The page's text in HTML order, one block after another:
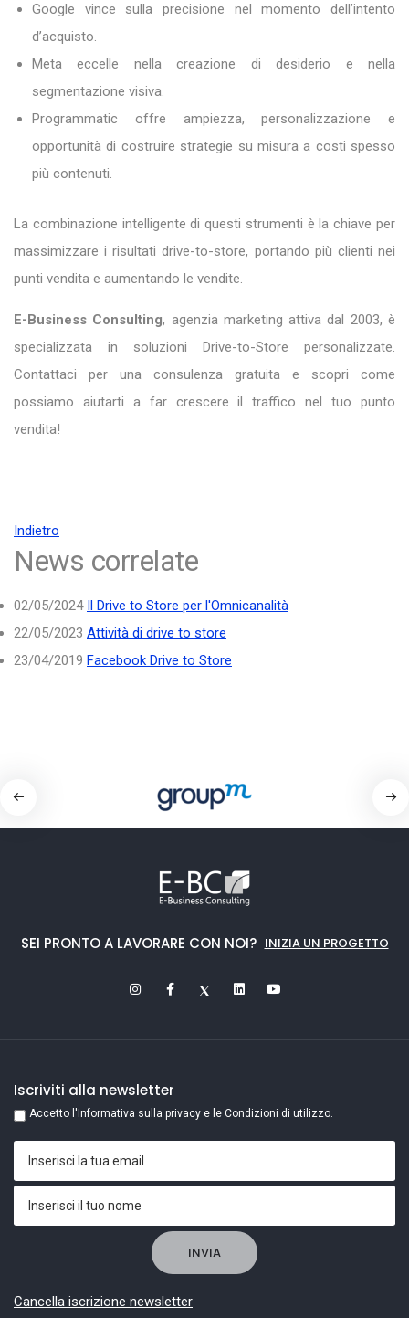
Google vince sulla precisione nel momento dell’intento
d’acquisto.
Meta eccelle nella creazione di desiderio e nella
segmentazione visiva.
Programmatic offre ampiezza, personalizzazione e
opportunità di costruire strategie su misura a costi spesso
più contenuti.
La combinazione intelligente di questi strumenti è la chiave per
massimizzare i risultati drive-to-store, portando più clienti nei
punti vendita e aumentando le vendite.
E-Business Consulting, agenzia marketing attiva dal 2003, è
specializzata in soluzioni Drive-to-Store personalizzate.
Contattaci per una consulenza gratuita e scopri come
possiamo aiutarti a far crescere il traffico nel tuo punto
vendita!
Indietro
News correlate
02/05/2024 Il Drive to Store per l'Omnicanalità
22/05/2023 Attività di drive to store
23/04/2019 Facebook Drive to Store
SEI PRONTO A LAVORARE CON NOI? INIZIA UN PROGETTO
Iscriviti alla newsletter
Accetto l'Informativa sulla privacy e le Condizioni di utilizzo.
Cancella iscrizione newsletter